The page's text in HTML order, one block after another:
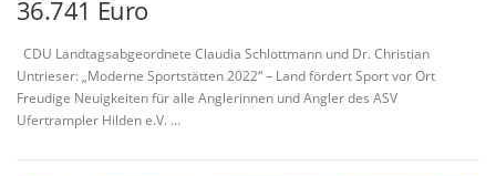
36.741 Euro
CDU Landtagsabgeordnete Claudia Schlottmann und Dr. Christian
Untrieser: „Moderne Sportstätten 2022“ – Land fördert Sport vor Ort
Freudige Neuigkeiten für alle Anglerinnen und Angler des ASV
Ufertrampler Hilden e.V. …